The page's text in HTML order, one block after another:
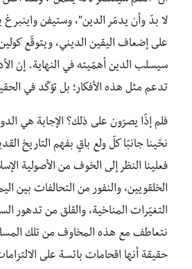
لا بدّ وأن يدمّر الدين”، وستيفن
على إضعاف اليقين الديني، ويتوقّع
سيسلب الدين أهمّيته في النهاية. إن
تدعم مثل هذه الأفكار؛ بل تؤكّد في
فلم إذًا يصرّون على ذلك؟ الإجابة هي
نحّينا جانبًا كلّ ولع باقٍ بفهم التاريخ
فعلينا النظر إلى الخوف من الأصولية
الخلقويين، والنفور من التحالفات بين
التغيّرات المناخية، والقلق من تدهور
نتعاطف مع هذه المخاوف من تلك
حقيقة أنها اقحامات بائسة على